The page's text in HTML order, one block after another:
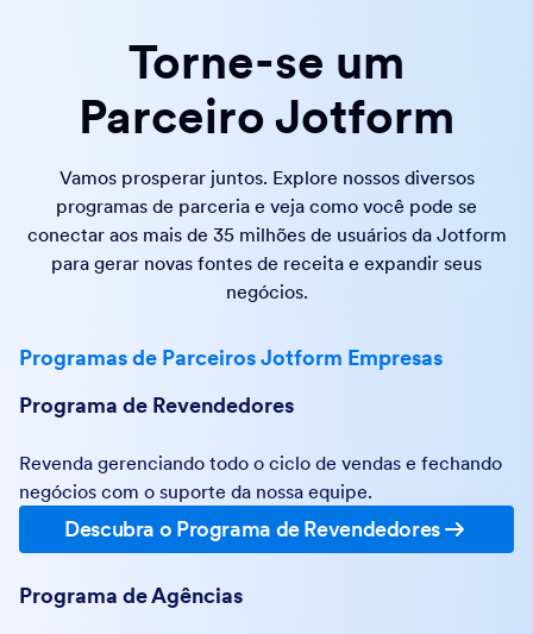
Torne-se um
Parceiro Jotform
Vamos prosperar juntos. Explore nossos diversos
programas de parceria e veja como você pode se
conectar aos mais de 35 milhões de usuários da Jotform
para gerar novas fontes de receita e expandir seus
negócios.
Programas de Parceiros Jotform Empresas
Programa de Revendedores
Revenda gerenciando todo o ciclo de vendas e fechando
negócios com o suporte da nossa equipe.
Descubra o Programa de Revendedores
Programa de Agências